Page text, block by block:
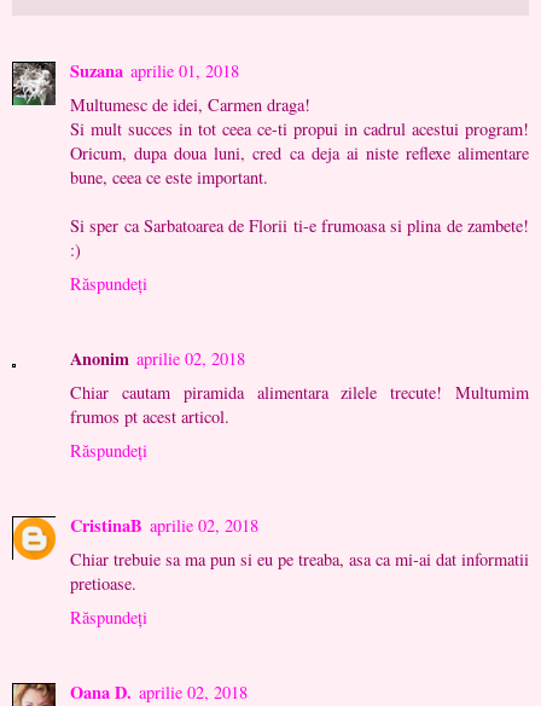
Suzana aprilie 01, 2018
Multumesc de idei, Carmen draga!
Si mult succes in tot ceea ce-ti propui in cadrul acestui program!
Oricum, dupa doua luni, cred ca deja ai niste reflexe alimentare
bune, ceea ce este important.
Si sper ca Sarbatoarea de Florii ti-e frumoasa si plina de zambete!
:)
Răspundeți
Anonim aprilie 02, 2018
Chiar cautam piramida alimentara zilele trecute! Multumim
frumos pt acest articol.
Răspundeți
CristinaB aprilie 02, 2018
Chiar trebuie sa ma pun si eu pe treaba, asa ca mi-ai dat informatii
pretioase.
Răspundeți
Oana D. aprilie 02, 2018